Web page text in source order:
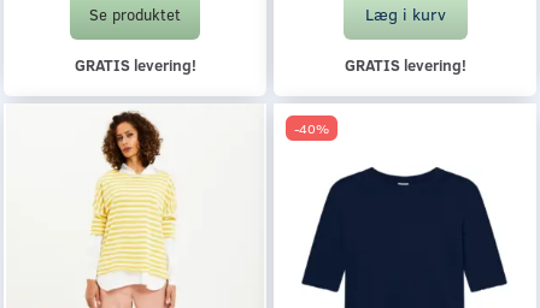
Se produktet
GRATIS levering!
Læg i kurv
GRATIS levering!
-40%